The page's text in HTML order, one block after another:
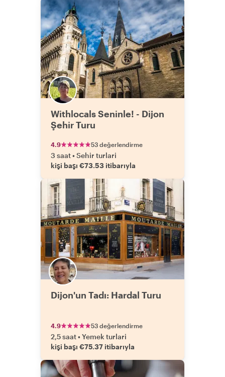
Withlocals Seninle! - Dijon
Şehir Turu
4.9 53 değerlendirme
3 saat•Sehir turlari
kişi başı €73.53 itibarıyla
Dijon'un Tadı: Hardal Turu
4.9 53 değerlendirme
2,5 saat•Yemek turlari
kişi başı €75.37 itibarıyla